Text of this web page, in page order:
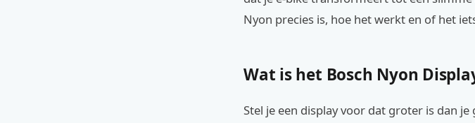
Nyon precies is, hoe het werkt en of het
Wat is het Bosch Nyon
Stel je een display voor dat groter is dan